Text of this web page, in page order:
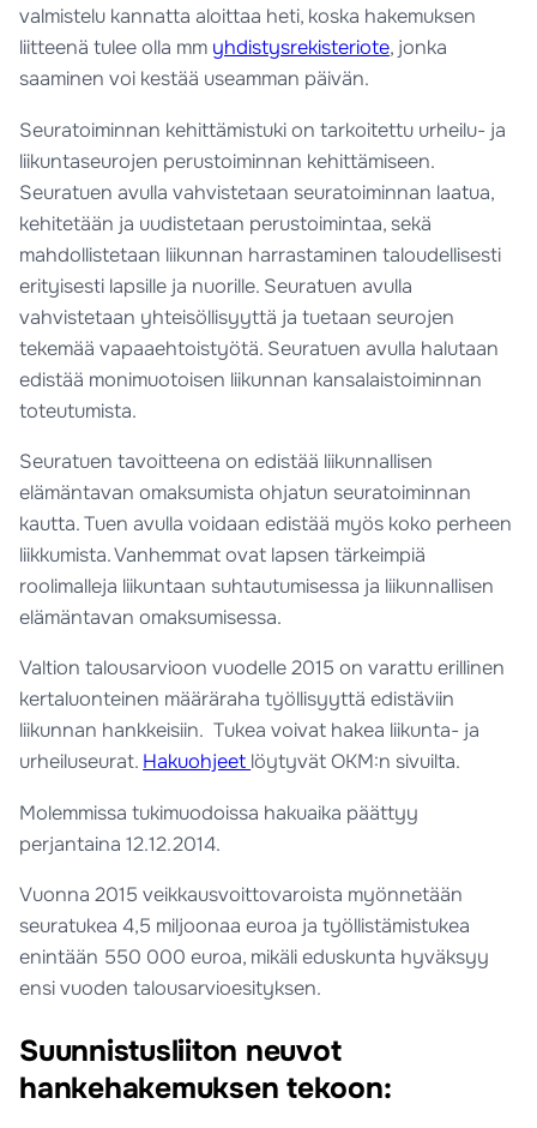
valmistelu kannatta aloittaa heti, koska hakemuksen
liitteenä tulee olla mm yhdistysrekisteriote, jonka
saaminen voi kestää useamman päivän.
Seuratoiminnan kehittämistuki on tarkoitettu urheilu- ja
liikuntaseurojen perustoiminnan kehittämiseen.
Seuratuen avulla vahvistetaan seuratoiminnan laatua,
kehitetään ja uudistetaan perustoimintaa, sekä
mahdollistetaan liikunnan harrastaminen taloudellisesti
erityisesti lapsille ja nuorille. Seuratuen avulla
vahvistetaan yhteisöllisyyttä ja tuetaan seurojen
tekemää vapaaehtoistyötä. Seuratuen avulla halutaan
edistää monimuotoisen liikunnan kansalaistoiminnan
toteutumista.
Seuratuen tavoitteena on edistää liikunnallisen
elämäntavan omaksumista ohjatun seuratoiminnan
kautta. Tuen avulla voidaan edistää myös koko perheen
liikkumista. Vanhemmat ovat lapsen tärkeimpiä
roolimalleja liikuntaan suhtautumisessa ja liikunnallisen
elämäntavan omaksumisessa.
Valtion talousarvioon vuodelle 2015 on varattu erillinen
kertaluonteinen määräraha työllisyyttä edistäviin
liikunnan hankkeisiin. Tukea voivat hakea liikunta- ja
urheiluseurat. Hakuohjeet löytyvät OKM:n sivuilta.
Molemmissa tukimuodoissa hakuaika päättyy
perjantaina 12.12.2014.
Vuonna 2015 veikkausvoittovaroista myönnetään
seuratukea 4,5 miljoonaa euroa ja työllistämistukea
enintään 550 000 euroa, mikäli eduskunta hyväksyy
ensi vuoden talousarvioesityksen.
Suunnistusliiton neuvot
hankehakemuksen tekoon: